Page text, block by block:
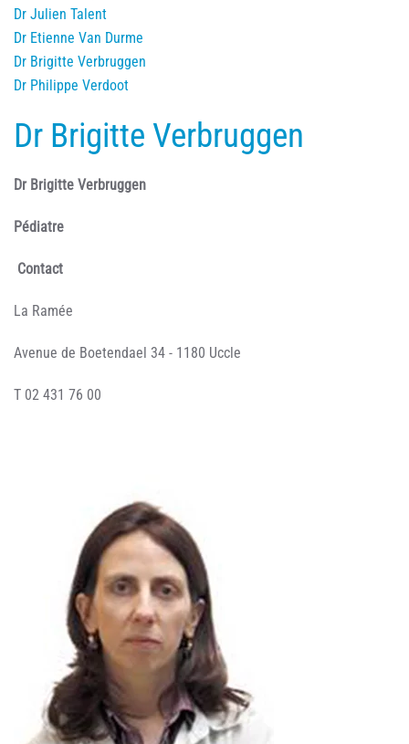
Dr Julien Talent
Dr Etienne Van Durme
Dr Brigitte Verbruggen
Dr Philippe Verdoot
Dr Brigitte Verbruggen
Dr Brigitte Verbruggen
Pédiatre
Contact
La Ramée
Avenue de Boetendael 34 - 1180 Uccle
T 02 431 76 00